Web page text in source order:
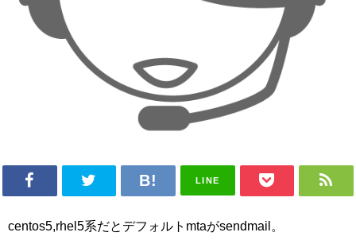
LINE
centos5,rhel5系だとデフォルトmtaがsendmail。